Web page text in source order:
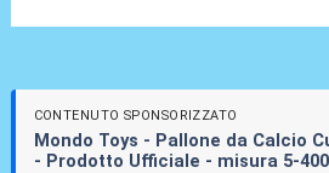
CONTENUTO SPONSORIZZATO
Mondo Toys - Pallone da Calcio
- Prodotto Ufficiale - misura 5-